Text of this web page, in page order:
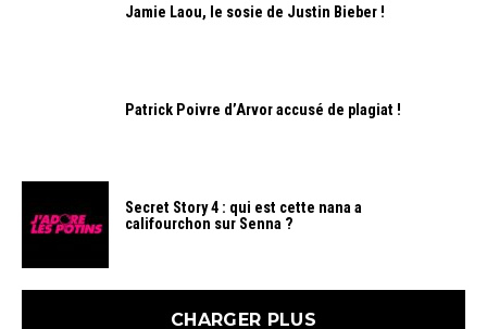
Jamie Laou, le sosie de Justin Bieber !
Patrick Poivre d’Arvor accusé de plagiat !
Secret Story 4 : qui est cette nana a
califourchon sur Senna ?
CHARGER PLUS